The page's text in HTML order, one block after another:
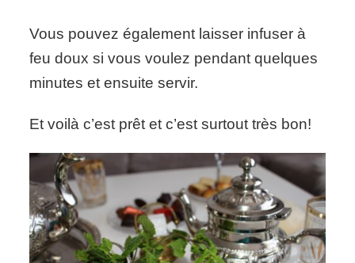
Vous pouvez également laisser infuser à
feu doux si vous voulez pendant quelques
minutes et ensuite servir.
Et voilà c’est prêt et c’est surtout très bon!